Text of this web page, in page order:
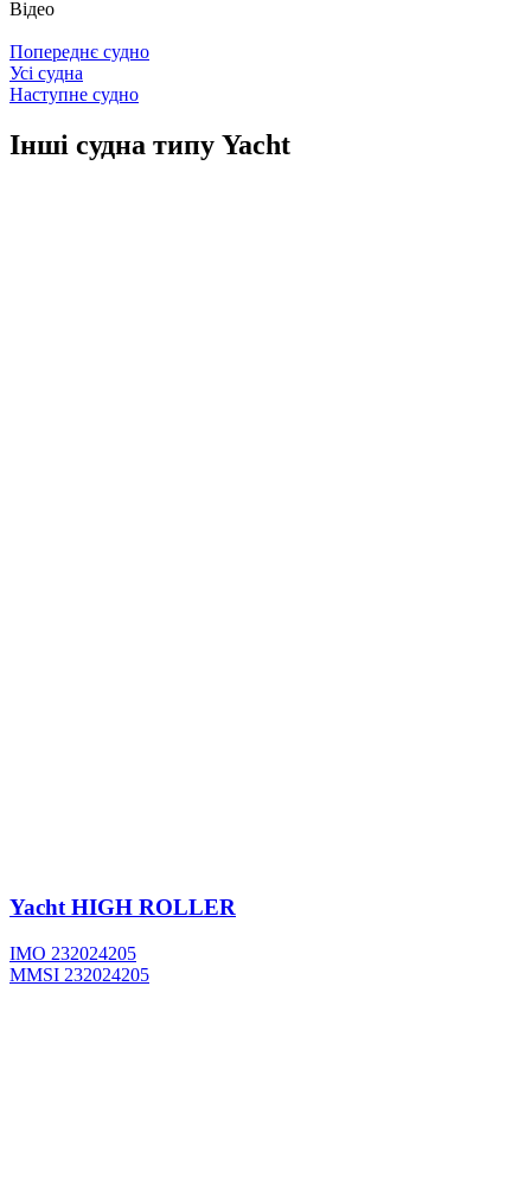
Відео
Попереднє судно
Усі судна
Наступне судно
Інші судна типу Yacht
YachtHIGH ROLLER
IMO 232024205
MMSI 232024205